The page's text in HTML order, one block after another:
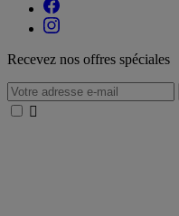
Recevez nos offres spéciales
